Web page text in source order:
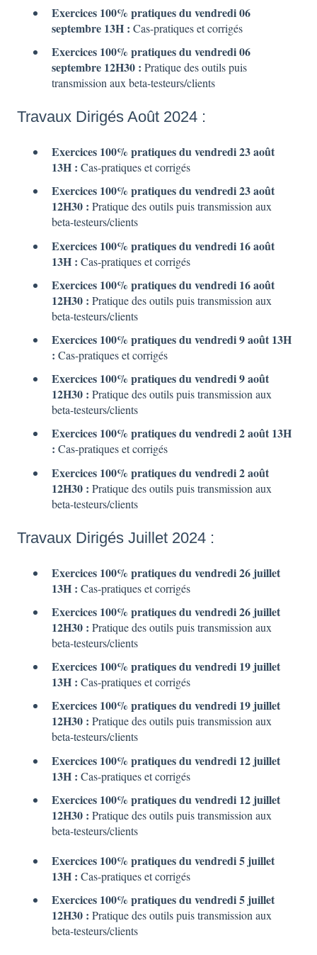
Exercices 100% pratiques du vendredi 06
septembre 13H : Cas-pratiques et corrigés
Exercices 100% pratiques du vendredi 06
septembre 12H30 : Pratique des outils puis
transmission aux beta-testeurs/clients
Travaux Dirigés Août 2024 :
Exercices 100% pratiques du vendredi 23 août
13H : Cas-pratiques et corrigés
Exercices 100% pratiques du vendredi 23 août
12H30 : Pratique des outils puis transmission aux
beta-testeurs/clients
Exercices 100% pratiques du vendredi 16 août
13H : Cas-pratiques et corrigés
Exercices 100% pratiques du vendredi 16 août
12H30 : Pratique des outils puis transmission aux
beta-testeurs/clients
Exercices 100% pratiques du vendredi 9 août 13H
: Cas-pratiques et corrigés
Exercices 100% pratiques du vendredi 9 août
12H30 : Pratique des outils puis transmission aux
beta-testeurs/clients
Exercices 100% pratiques du vendredi 2 août 13H
: Cas-pratiques et corrigés
Exercices 100% pratiques du vendredi 2 août
12H30 : Pratique des outils puis transmission aux
beta-testeurs/clients
Travaux Dirigés Juillet 2024 :
Exercices 100% pratiques du vendredi 26 juillet
13H : Cas-pratiques et corrigés
Exercices 100% pratiques du vendredi 26 juillet
12H30 : Pratique des outils puis transmission aux
beta-testeurs/clients
Exercices 100% pratiques du vendredi 19 juillet
13H : Cas-pratiques et corrigés
Exercices 100% pratiques du vendredi 19 juillet
12H30 : Pratique des outils puis transmission aux
beta-testeurs/clients
Exercices 100% pratiques du vendredi 12 juillet
13H : Cas-pratiques et corrigés
Exercices 100% pratiques du vendredi 12 juillet
12H30 : Pratique des outils puis transmission aux
beta-testeurs/clients
Exercices 100% pratiques du vendredi 5 juillet
13H : Cas-pratiques et corrigés
Exercices 100% pratiques du vendredi 5 juillet
12H30 : Pratique des outils puis transmission aux
beta-testeurs/clients